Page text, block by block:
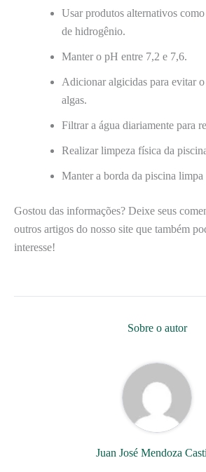
Usar produtos alternativos
de hidrogênio.
Manter o pH entre 7,2 e 7,6.
Adicionar algicidas para evitar
algas.
Filtrar a água diariamente para
Realizar limpeza física da
Manter a borda da piscina limpa
Gostou das informações? Deixe seus
outros artigos do nosso site que também
interesse!
Sobre o autor
Juan José Mendoza